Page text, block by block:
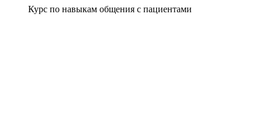
Курс по навыкам общения с пациентами